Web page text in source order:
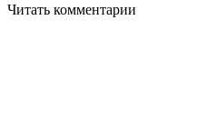
Читать комментарии